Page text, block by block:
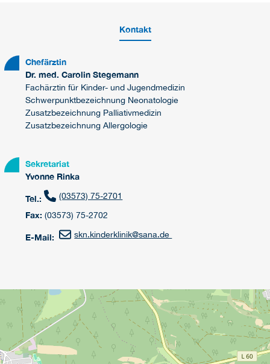
Kontakt
Chefärztin
Dr. med. Carolin Stegemann
Fachärztin für Kinder- und Jugendmedizin
Schwerpunktbezeichnung Neonatologie
Zusatzbezeichnung Palliativmedizin
Zusatzbezeichnung Allergologie
Sekretariat
Yvonne Rinka
Tel.: (03573) 75-2701
Fax: (03573) 75-2702
E-Mail: skn.kinderklinik@sana.de